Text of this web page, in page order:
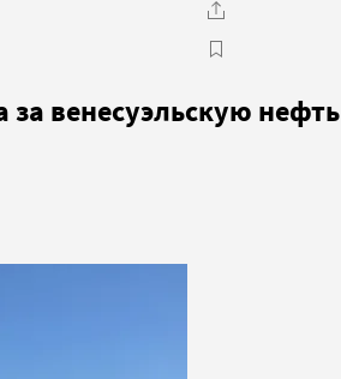
за венесуэльскую нефть